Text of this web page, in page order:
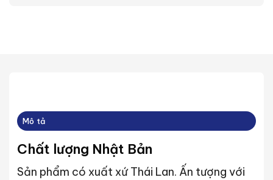
Mô tả
Chất lượng Nhật Bản
Sản phẩm có xuất xứ Thái Lan. Ấn tượng với